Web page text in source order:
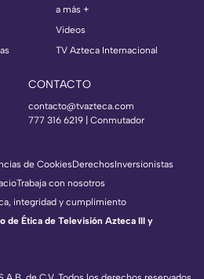
a más +
Videos
TV Azteca Internacional
CONTACTO
contacto@tvazteca.com
777 316 6219 | Conmutador
de CookiesDerechosInversionistas
Trabaja con nosotros
integridad y cumplimiento
de Ética de Televisión Azteca III y